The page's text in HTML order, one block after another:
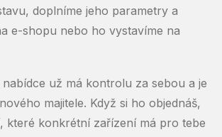
doplníme jeho parametry a
e-shopu nebo ho vystavíme na
už má kontrolu za sebou a je
majitele. Když si ho objednáš,
které konkrétní zařízení má pro tebe